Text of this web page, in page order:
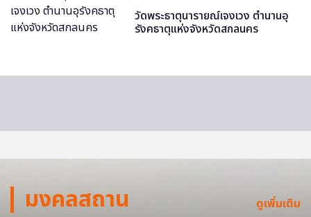
วัดพระธาตุนารายณ์เจงเวง ตำนานอุ
รังคธาตุแห่งจังหวัดสกลนคร
มงคลสถาน ดูเพิ่มเติม